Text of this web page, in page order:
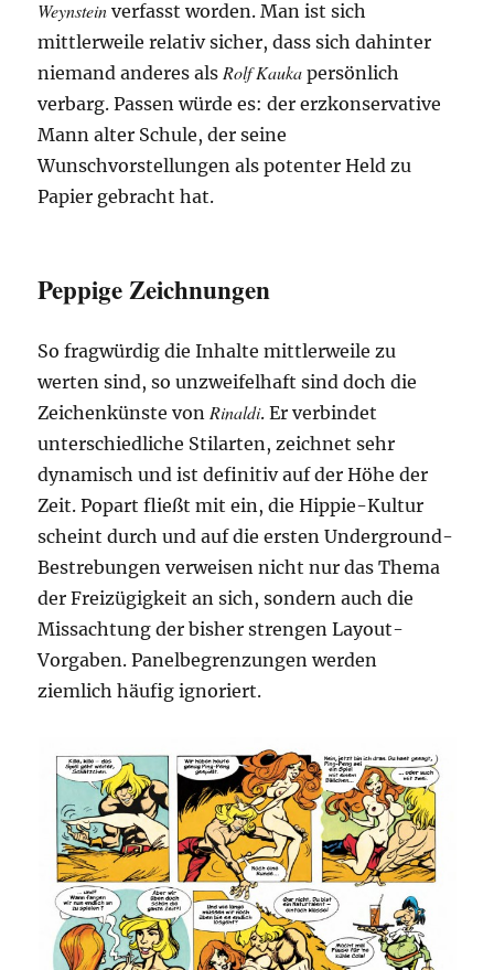
Weynstein verfasst worden. Man ist sich
mittlerweile relativ sicher, dass sich dahinter
niemand anderes als Rolf Kauka persönlich
verbarg. Passen würde es: der erzkonservative
Mann alter Schule, der seine
Wunschvorstellungen als potenter Held zu
Papier gebracht hat.
Peppige Zeichnungen
So fragwürdig die Inhalte mittlerweile zu
werten sind, so unzweifelhaft sind doch die
Zeichenkünste von Rinaldi. Er verbindet
unterschiedliche Stilarten, zeichnet sehr
dynamisch und ist definitiv auf der Höhe der
Zeit. Popart fließt mit ein, die Hippie-Kultur
scheint durch und auf die ersten Underground-
Bestrebungen verweisen nicht nur das Thema
der Freizügigkeit an sich, sondern auch die
Missachtung der bisher strengen Layout-
Vorgaben. Panelbegrenzungen werden
ziemlich häufig ignoriert.